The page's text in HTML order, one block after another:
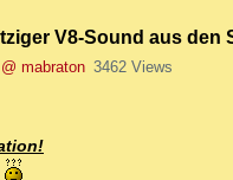
V8-Sound aus den
@ mabraton 3462 Views